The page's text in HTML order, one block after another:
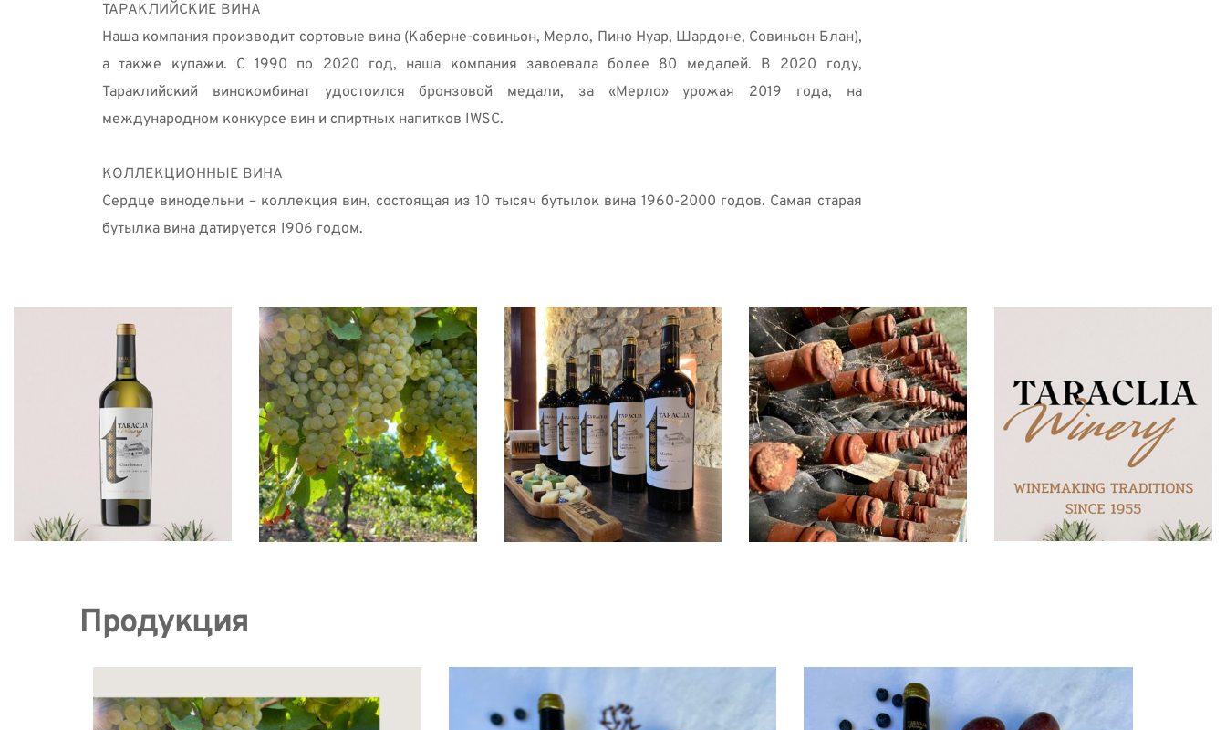
ТАРАКЛИЙСКИЕ ВИНА
Наша компания производит сортовые вина (Каберне-совиньон, Мерло, Пино Нуар, Шардоне, Совиньон Блан),
а также купажи. С 1990 по 2020 год, наша компания завоевала более 80 медалей. В 2020 году,
Тараклийский винокомбинат удостоился бронзовой медали, за «Мерло» урожая 2019 года, на
международном конкурсе вин и спиртных напитков IWSC.
КОЛЛЕКЦИОННЫЕ ВИНА
Сердце винодельни – коллекция вин, состоящая из 10 тысяч бутылок вина 1960-2000 годов. Самая старая
бутылка вина датируется 1906 годом.
Продукция